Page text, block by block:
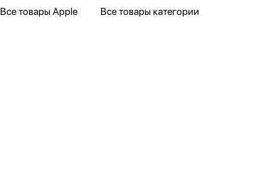
Все товары Apple Все товары категории